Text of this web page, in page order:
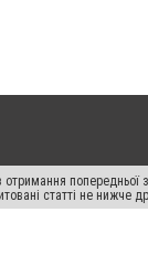
отримання
статті не нижче